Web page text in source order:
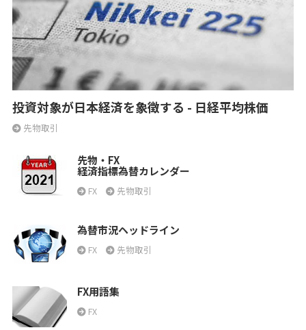
投資対象が日本経済を象徴する - 日経平均株価
先物取引
先物・FX
経済指標為替カレンダー
FX 先物取引
為替市況ヘッドライン
FX 先物取引
FX用語集
FX